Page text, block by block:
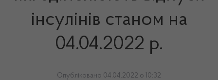
інсулінів станом на
04.04.2022 р.
Опубліковано 04.04.2022 о 10:32